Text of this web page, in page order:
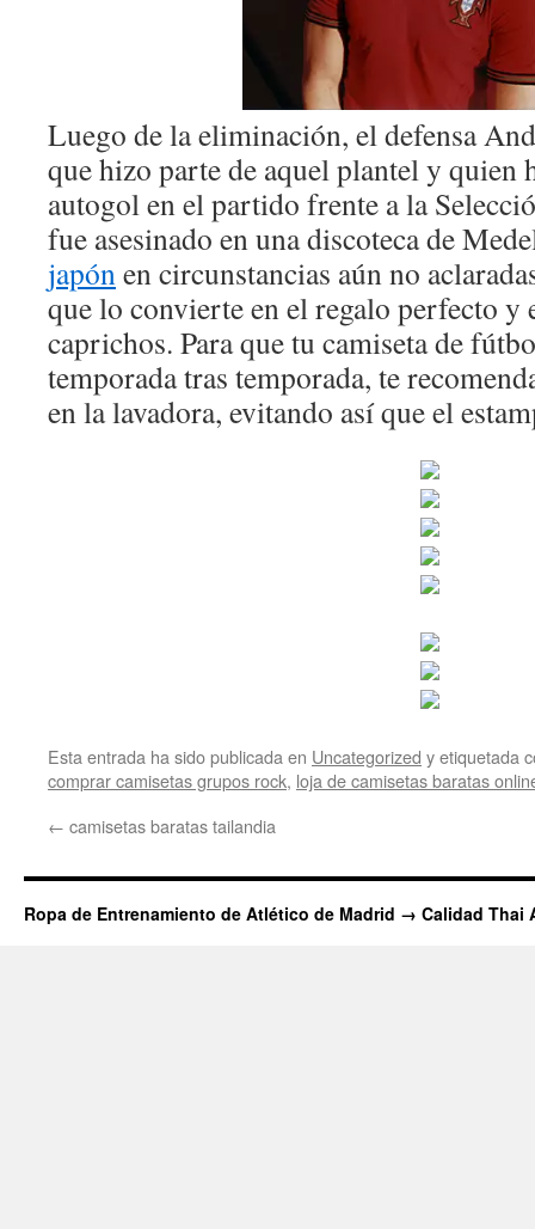
Luego de la eliminación, el defensa
que hizo parte de aquel plantel y quien
autogol en el partido frente a la
fue asesinado en una discoteca de
japónen circunstancias aún no
que lo convierte en el regalo perfecto y
caprichos. Para que tu camiseta de
temporada tras temporada, te
en la lavadora, evitando así que el
Esta entrada ha sido publicada en Uncategorized y etiquetada
comprar camisetas grupos rock, loja de camisetas baratas
← camisetas baratas tailandia
Ropa de Entrenamiento de Atlético de Madrid → Calidad Thai